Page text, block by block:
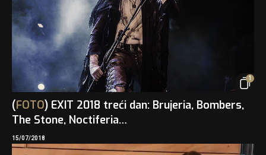
1
(FOTO) EXIT 2018 treći dan: Brujeria, Bombers,
The Stone, Noctiferia…
15/07/2018